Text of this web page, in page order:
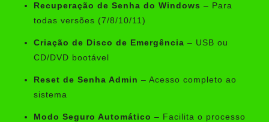
Recuperação de Senha do Windows – Para
todas versões (7/8/10/11)
Criação de Disco de Emergência – USB ou
CD/DVD bootável
Reset de Senha Admin – Acesso completo ao
sistema
Modo Seguro Automático – Facilita o processo